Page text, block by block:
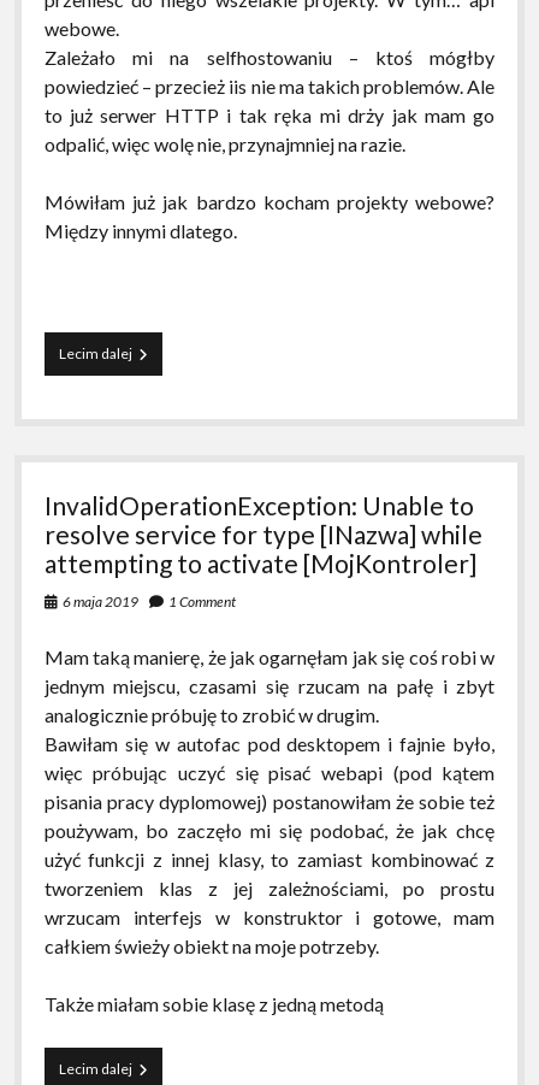
webowe.
Zależało mi na selfhostowaniu – ktoś mógłby
powiedzieć – przecież iis nie ma takich problemów. Ale
to już serwer HTTP i tak ręka mi drży jak mam go
odpalić, więc wolę nie, przynajmniej na razie.
Mówiłam już jak bardzo kocham projekty webowe?
Między innymi dlatego.
Lecim dalejU
mnie
–
od
InvalidOperationException: Unable to
resolve service for type [INazwa] while
attempting to activate [MojKontroler]
6 maja 2019 1 Comment
Mam taką manierę, że jak ogarnęłam jak się coś robi w
jednym miejscu, czasami się rzucam na pałę i zbyt
analogicznie próbuję to zrobić w drugim.
Bawiłam się w autofac pod desktopem i fajnie było,
więc próbując uczyć się pisać webapi (pod kątem
pisania pracy dyplomowej) postanowiłam że sobie też
poużywam, bo zaczęło mi się podobać, że jak chcę
użyć funkcji z innej klasy, to zamiast kombinować z
tworzeniem klas z jej zależnościami, po prostu
wrzucam interfejs w konstruktor i gotowe, mam
całkiem świeży obiekt na moje potrzeby.
Także miałam sobie klasę z jedną metodą
Lecim dalejInvalidOperationException: